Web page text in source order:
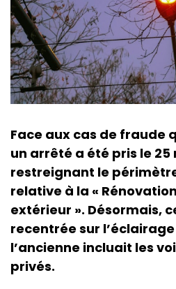
Face aux cas de fraude
un arrêté a été pris le
restreignant le périmètre
relative à la «
extérieur ». Désormais,
recentrée sur
l’ancienne incluait les
privés.